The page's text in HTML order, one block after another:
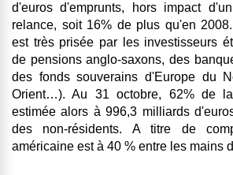
d'euros d'emprunts, hors impact
relance, soit 16% de plus qu'en 2008
est très prisée par les investisseurs
de pensions anglo-saxons, des
des fonds souverains d'Europe du
Orient…). Au 31 octobre, 62% de
estimée alors à 996,3 milliards
des non-résidents. A titre de
américaine est à 40 % entre les mains